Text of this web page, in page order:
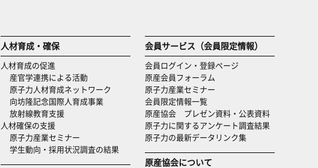
人材育成・確保
人材育成の促進
産官学連携による活動
原子力人材育成ネットワーク
向坊隆記念国際人育成事業
放射線教育支援
人材確保の支援
原子力産業セミナー
学生動向・採用状況調査の結果
会員サービス（会員限定情報）
会員ログイン・登録ページ
原産会員フォーラム
原子力産業セミナー
会員限定情報一覧
原産協会 プレゼン資料・公表資料
原子力に関するアンケート調査結果
原子力の最新データリンク集
原産協会について